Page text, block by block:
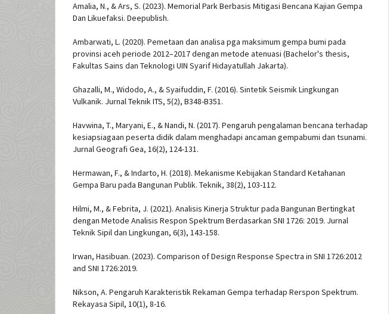
Amalia, N., & Ars, S. (2023). Memorial Park Berbasis Mitigasi Bencana Kajian Gempa
Dan Likuefaksi. Deepublish.
Ambarwati, L. (2020). Pemetaan dan analisa pga maksimum gempa bumi pada
provinsi aceh periode 2012–2017 dengan metode atenuasi (Bachelor's thesis,
Fakultas Sains dan Teknologi UIN Syarif Hidayatullah Jakarta).
Ghazalli, M., Widodo, A., & Syaifuddin, F. (2016). Sintetik Seismik Lingkungan
Vulkanik. Jurnal Teknik ITS, 5(2), B348-B351.
Havwina, T., Maryani, E., & Nandi, N. (2017). Pengaruh pengalaman bencana terhadap
kesiapsiagaan peserta didik dalam menghadapi ancaman gempabumi dan tsunami.
Jurnal Geografi Gea, 16(2), 124-131.
Hermawan, F., & Indarto, H. (2018). Mekanisme Kebijakan Standard Ketahanan
Gempa Baru pada Bangunan Publik. Teknik, 38(2), 103-112.
Hilmi, M., & Febrita, J. (2021). Analisis Kinerja Struktur pada Bangunan Bertingkat
dengan Metode Analisis Respon Spektrum Berdasarkan SNI 1726: 2019. Jurnal
Teknik Sipil dan Lingkungan, 6(3), 143-158.
Irwan, Hasibuan. (2023). Comparison of Design Response Spectra in SNI 1726:2012
and SNI 1726:2019.
Nikson, A. Pengaruh Karakteristik Rekaman Gempa terhadap Rerspon Spektrum.
Rekayasa Sipil, 10(1), 8-16.